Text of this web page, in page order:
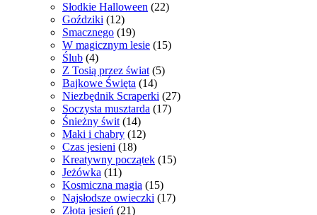
Słodkie Halloween (22)
Goździki (12)
Smacznego (19)
W magicznym lesie (15)
Ślub (4)
Z Tosią przez świat (5)
Bajkowe Święta (14)
Niezbędnik Scraperki (27)
Soczysta musztarda (17)
Śnieżny świt (14)
Maki i chabry (12)
Czas jesieni (18)
Kreatywny początek (15)
Jeżówka (11)
Kosmiczna magia (15)
Najsłodsze owieczki (17)
Złota jesień (21)